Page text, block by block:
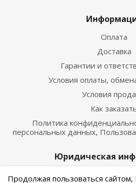
Юридическая
г. Санкт-Петербург, м.
Оплата
Доставка
Гарантии и
Условия оплаты,
Условия
Как
Политика
персональных данных,
Продолжая пользоваться